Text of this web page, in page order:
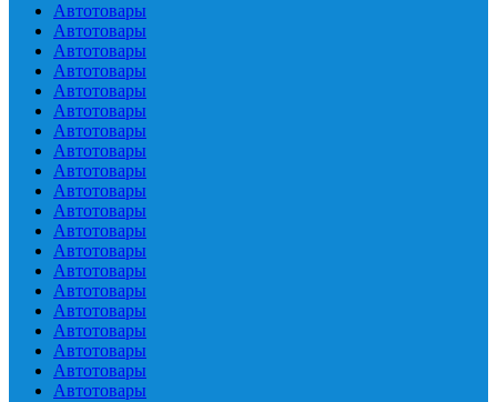
Автотовары
Автотовары
Автотовары
Автотовары
Автотовары
Автотовары
Автотовары
Автотовары
Автотовары
Автотовары
Автотовары
Автотовары
Автотовары
Автотовары
Автотовары
Автотовары
Автотовары
Автотовары
Автотовары
Автотовары